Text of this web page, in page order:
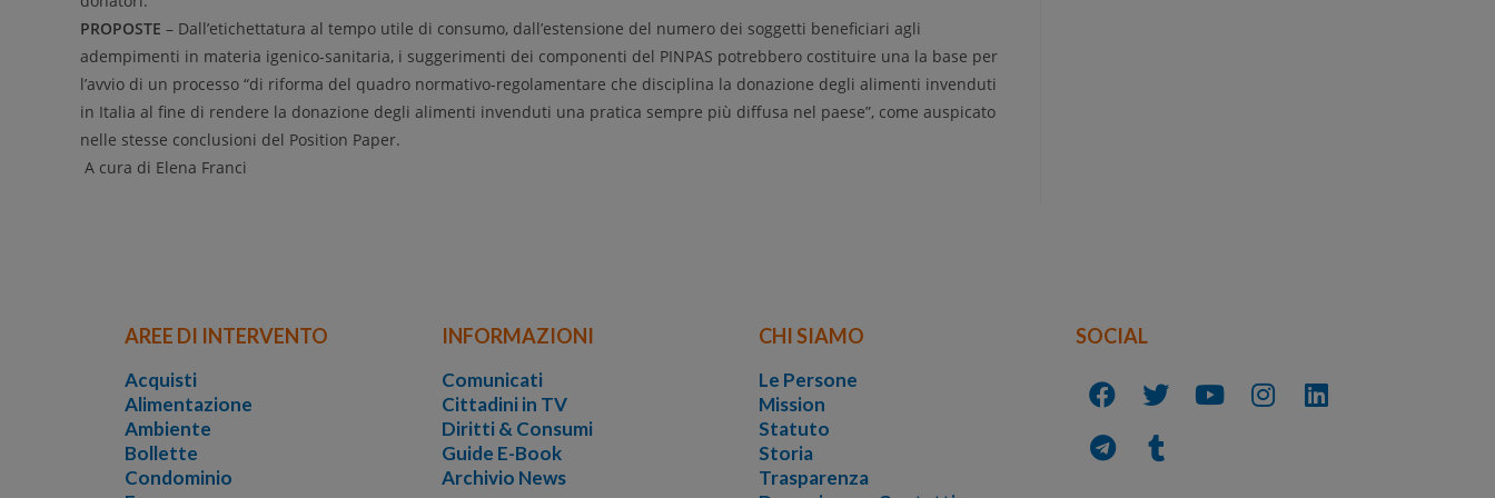
PROPOSTE – Dall’etichettatura al tempo utile di consumo, dall’estensione del numero dei soggetti beneficiari agli
adempimenti in materia igenico-sanitaria, i suggerimenti dei componenti del PINPAS potrebbero costituire una la base per
l’avvio di un processo “di riforma del quadro normativo-regolamentare che disciplina la donazione degli alimenti invenduti
in Italia al fine di rendere la donazione degli alimenti invenduti una pratica sempre più diffusa nel paese”, come auspicato
nelle stesse conclusioni del Position Paper.
A cura di Elena Franci
AREE DI INTERVENTO
Acquisti
Alimentazione
Ambiente
Bollette
Condominio
INFORMAZIONI
Comunicati
Cittadini in TV
Diritti & Consumi
Guide E-Book
Archivio News
CHI SIAMO
Le Persone
Mission
Statuto
Storia
Trasparenza
SOCIAL